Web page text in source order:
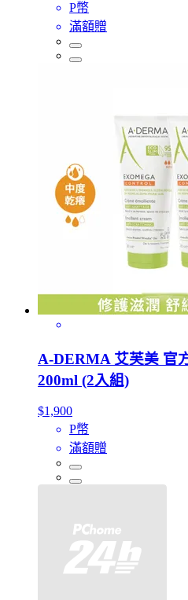
P幣
滿額贈
A-DERMA 艾芙美 官
200ml (2入組)
$1,900
P幣
滿額贈